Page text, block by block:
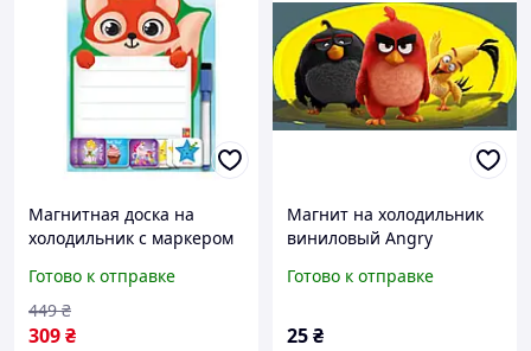
Магнитная доска на
холодильник с маркером
Лисичка
Готово к отправке
309₴
449 ₴
Магнит на холодильник
виниловый Angry
на холодильник
Готово к отправке
25₴